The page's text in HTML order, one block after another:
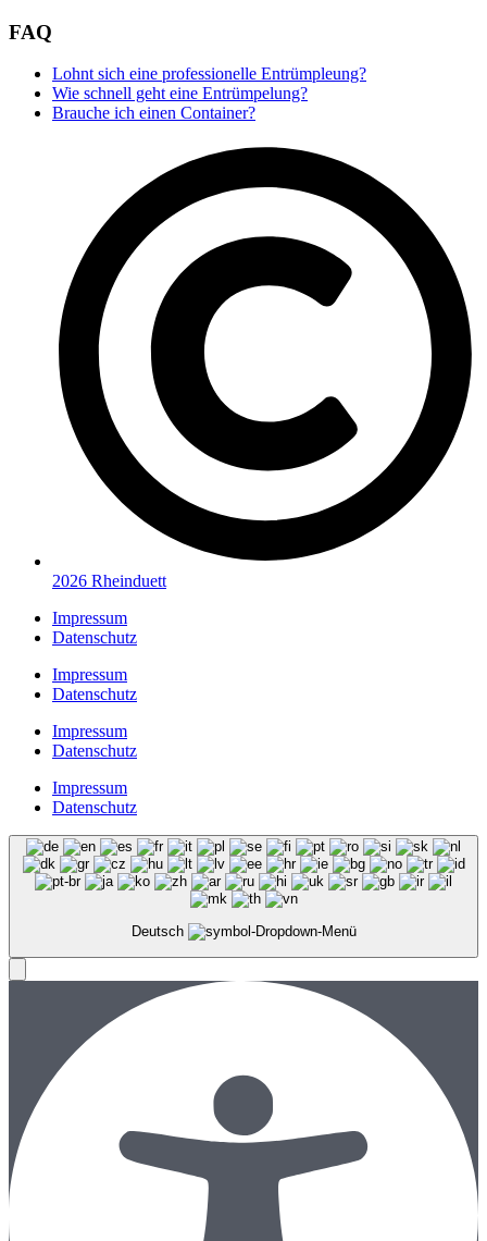
FAQ
Lohnt sich eine professionelle Entrümpleung?
Wie schnell geht eine Entrümpelung?
Brauche ich einen Container?
2026 Rheinduett
Impressum
Datenschutz
Impressum
Datenschutz
Impressum
Datenschutz
Impressum
Datenschutz
Deutsch